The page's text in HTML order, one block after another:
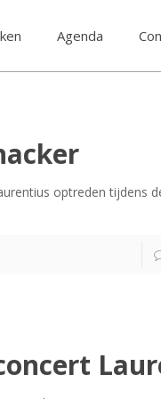
Agenda
optreden tijdens